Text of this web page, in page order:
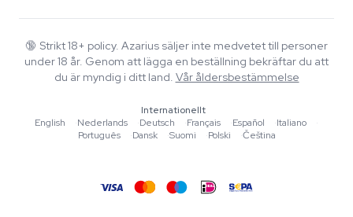
Vanliga frågor
Integritetspolicy
Wiki
Blog
Skribenter
Verktyg & Kalkylatorer
Erbjudanden
🔞 Strikt 18+ policy. Azarius säljer inte medvetet till personer
under 18 år. Genom att lägga en beställning bekräftar du att
du är myndig i ditt land. Vår åldersbestämmelse
Internationellt
English
·Nederlands ·Deutsch ·Français ·Español ·Italiano
·
Português
·Dansk ·Suomi ·Polski ·Čeština